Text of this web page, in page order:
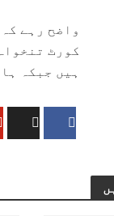
واضح رہے
ہیں جبکہ ہائی کورٹ کے